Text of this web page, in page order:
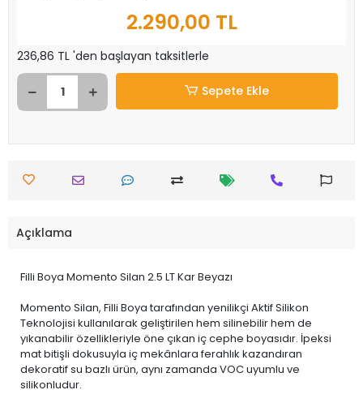
2.290,00 TL
236,86 TL 'den başlayan taksitlerle
Sepete Ekle
Açıklama
Filli Boya Momento Silan 2.5 LT Kar Beyazı
Momento Silan, Filli Boya tarafından yenilikçi Aktif Silikon
Teknolojisi kullanılarak geliştirilen hem silinebilir hem de
yıkanabilir özellikleriyle öne çıkan iç cephe boyasıdır. İpeksi
mat bitişli dokusuyla iç mekânlara ferahlık kazandıran
dekoratif su bazlı ürün, aynı zamanda VOC uyumlu ve
silikonludur.